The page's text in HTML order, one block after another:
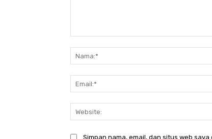
Simpan nama, email, dan situs web